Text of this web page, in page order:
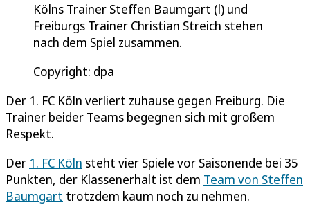
Kölns Trainer Steffen Baumgart (l) und
Freiburgs Trainer Christian Streich stehen
nach dem Spiel zusammen.
Copyright: dpa
Der 1. FC Köln verliert zuhause gegen Freiburg. Die
Trainer beider Teams begegnen sich mit großem
Respekt.
Der 1. FC Köln steht vier Spiele vor Saisonende bei 35
Punkten, der Klassenerhalt ist dem Team von Steffen
Baumgart trotzdem kaum noch zu nehmen.